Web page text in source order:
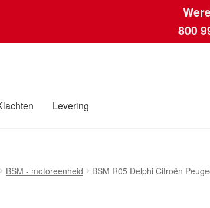
800
Levering
BSM - motoreenheid BSM R05 Delphi Citroën